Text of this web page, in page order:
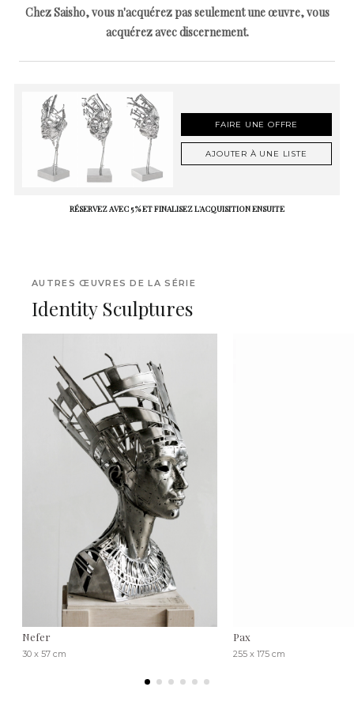
Chez Saisho, vous n'acquérez pas seulement une œuvre, vous
acquérez avec discernement.
FAIRE UNE OFFRE
AJOUTER À UNE LISTE
RÉSERVEZ AVEC 5 % ET FINALISEZ L'ACQUISITION ENSUITE
AUTRES ŒUVRES DE LA SÉRIE
Identity Sculptures
Nefer
30 x 57 cm
Pax
255 x 175 cm